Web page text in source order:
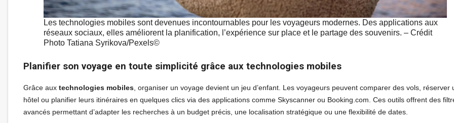
Les technologies mobiles sont devenues incontournables pour les voyageurs modernes. Des applications aux
réseaux sociaux, elles améliorent la planification, l’expérience sur place et le partage des souvenirs. – Crédit
Photo Tatiana Syrikova/Pexels©
Planifier son voyage en toute simplicité grâce aux technologies mobiles
Grâce aux technologies mobiles , organiser un voyage devient un jeu d’enfant. Les voyageurs peuvent comparer des vols, réserver
hôtel ou planifier leurs itinéraires en quelques clics via des applications comme Skyscanner ou Booking.com. Ces outils offrent des
avancés permettant d’adapter les recherches à un budget précis, une localisation stratégique ou une flexibilité de dates.